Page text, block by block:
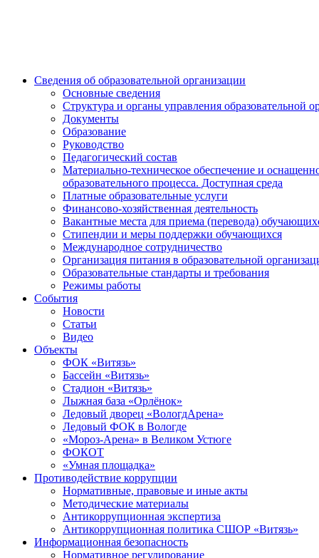
Сведения об образовательной организации
Основные сведения
Структура и органы управления образовательной
Документы
Образование
Руководство
Педагогический состав
Материально-техническое обеспечение и
образовательного процесса. Доступная среда
Платные образовательные услуги
Финансово-хозяйственная деятельность
Вакантные места для приема (перевода)
Стипендии и меры поддержки обучающихся
Международное сотрудничество
Организация питания в образовательной
Образовательные стандарты и требования
Режимы работы
События
Новости
Статьи
Видео
Объекты
ФОК «Витязь»
Бассейн «Витязь»
Стадион «Витязь»
Лыжная база «Орлёнок»
Ледовый дворец «ВологдАрена»
Ледовый ФОК в Вологде
«Мороз-Арена» в Великом Устюге
ФОКОТ
«Умная площадка»
Противодействие коррупции
Нормативные, правовые и иные акты
Методические материалы
Антикоррупционная экспертиза
Антикоррупционная политика СШОР «Витязь»
Информационная безопасность
Нормативное регулирование